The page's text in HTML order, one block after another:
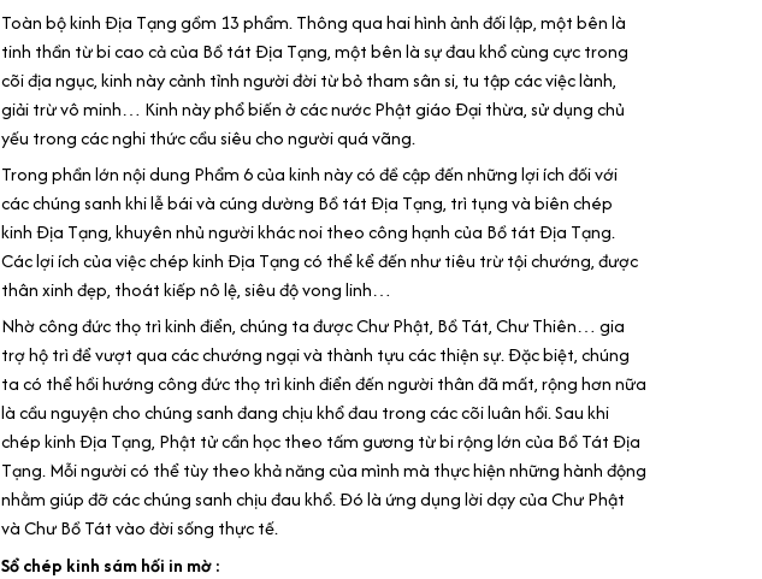
Toàn bộ kinh Địa Tạng gồm 13 phẩm. Thông qua hai hình ảnh đối lập, một bên là
tinh thần từ bi cao cả của Bồ tát Địa Tạng, một bên là sự đau khổ cùng cực trong
cõi địa ngục, kinh này cảnh tỉnh người đời từ bỏ tham sân si, tu tập các việc lành,
giải trừ vô minh… Kinh này phổ biến ở các nước Phật giáo Đại thừa, sử dụng chủ
yếu trong các nghi thức cầu siêu cho người quá vãng.
Trong phần lớn nội dung Phẩm 6 của kinh này có đề cập đến những lợi ích đối với
các chúng sanh khi lễ bái và cúng dường Bồ tát Địa Tạng, trì tụng và biên chép
kinh Địa Tạng, khuyên nhủ người khác noi theo công hạnh của Bồ tát Địa Tạng.
Các lợi ích của việc chép kinh Địa Tạng có thể kể đến như tiêu trừ tội chướng, được
thân xinh đẹp, thoát kiếp nô lệ, siêu độ vong linh…
Nhờ công đức thọ trì kinh điển, chúng ta được Chư Phật, Bồ Tát, Chư Thiên… gia
trợ hộ trì để vượt qua các chướng ngại và thành tựu các thiện sự. Đặc biệt, chúng
ta có thể hồi hướng công đức thọ trì kinh điển đến người thân đã mất, rộng hơn nữa
là cầu nguyện cho chúng sanh đang chịu khổ đau trong các cõi luân hồi. Sau khi
chép kinh Địa Tạng, Phật tử cần học theo tấm gương từ bi rộng lớn của Bồ Tát Địa
Tạng. Mỗi người có thể tùy theo khả năng của mình mà thực hiện những hành động
nhằm giúp đỡ các chúng sanh chịu đau khổ. Đó là ứng dụng lời dạy của Chư Phật
và Chư Bồ Tát vào đời sống thực tế.
Sổ chép kinh sám hối in mờ :